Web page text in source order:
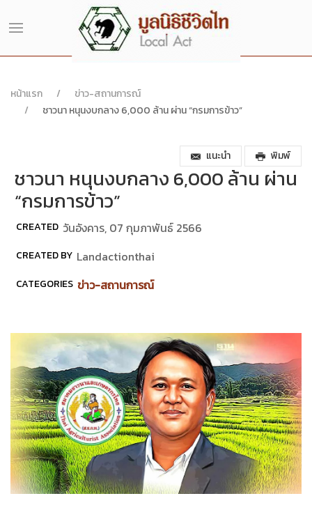
หน้าแรก
ข่าว-สถานการณ์
ชาวนา หนุนงบกลาง 6,000 ล้าน ผ่าน “กรมการข้าว”
แนะนำ พิมพ์
ชาวนา หนุนงบกลาง 6,000 ล้าน ผ่าน
“กรมการข้าว”
CREATED วันอังคาร, 07 กุมภาพันธ์ 2566
CREATED BY Landactionthai
CATEGORIES ข่าว-สถานการณ์